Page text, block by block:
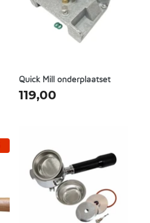
Quick Mill onderplaatset
119,00